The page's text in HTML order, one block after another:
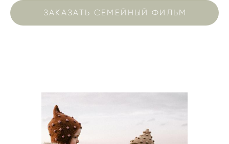
ЗАКАЗАТЬ СЕМЕЙНЫЙ ФИЛЬМ